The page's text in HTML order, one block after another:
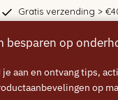
Gratis verzending >
besparen op
je aan en ontvang tips,
op